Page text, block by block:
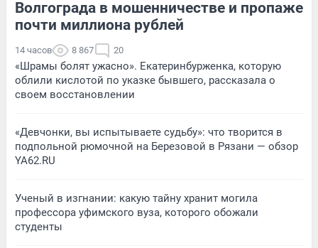
Волгограда в мошенничестве и пропаже
почти миллиона рублей
14 часов 8 867 20
«Шрамы болят ужасно». Екатеринбурженка, которую
облили кислотой по указке бывшего, рассказала о
своем восстановлении
«Девчонки, вы испытываете судьбу»: что творится в
подпольной рюмочной на Березовой в Рязани — обзор
YA62.RU
Ученый в изгнании: какую тайну хранит могила
профессора уфимского вуза, которого обожали
студенты